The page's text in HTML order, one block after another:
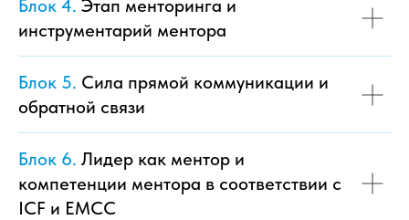
Блок 4. Этап менторинга и
инструментарий ментора
Блок 5. Сила прямой коммуникации и
обратной связи
Блок 6. Лидер как ментор и
компетенции ментора в соответствии с
ICF и EMCC